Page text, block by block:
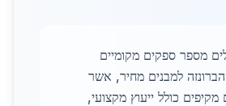
מספר ספקים מקומיים
למבנים מחיר, אשר
כולל ייעוץ מקצועי,